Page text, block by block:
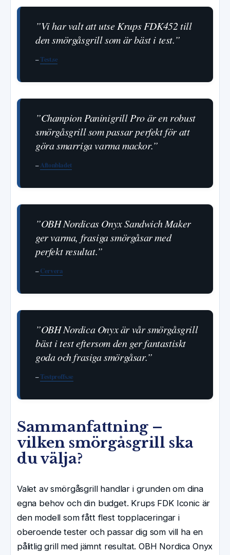
”Vi har valt att utse Krups FDK452 till
den smörgåsgrill som är bäst i test.”
–Test.se
”Champion Paninigrill Pro är en robust
smörgåsgrill som passar perfekt för att
göra smarriga varma mackor.”
–Aftonbladet
”OBH Nordicas Onyx Sandwich Maker
ger varma, frasiga smörgåsar med
perfekt resultat.”
–Cervera
”OBH Nordica Onyx är vår smörgåsgrill
bäst i test eftersom den ger fantastiskt
goda och frasiga smörgåsar.”
–Testproffs.se
Sammanfattning –
vilken smörgåsgrill ska
du välja?
Valet av smörgåsgrill handlar i grunden om dina
egna behov och din budget. Krups FDK Iconic är
den modell som fått flest topplaceringar i
oberoende tester och passar dig som vill ha en
pålitlig grill med jämnt resultat. OBH Nordica Onyx